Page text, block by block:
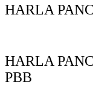
HARLA
HARLA
PBB